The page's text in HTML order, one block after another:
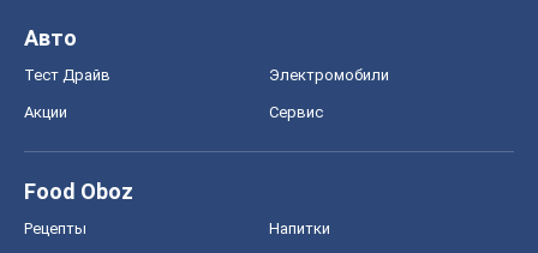
Авто
Тест Драйв Электромобили
Акции Сервис
Food Oboz
Рецепты Напитки